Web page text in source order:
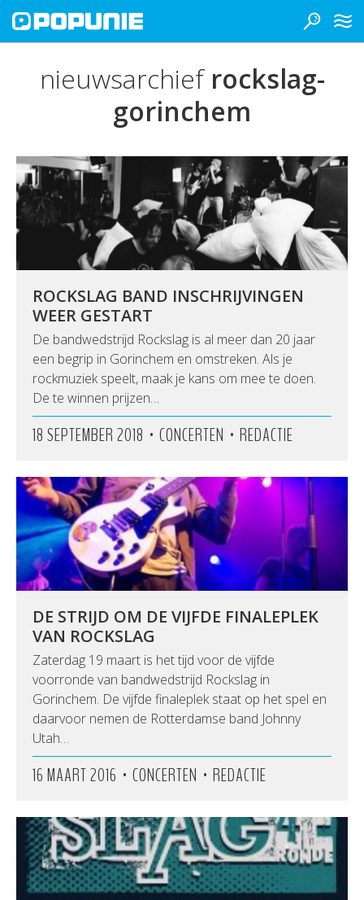
nieuwsarchief rockslag-
gorinchem
ROCKSLAG BAND INSCHRIJVINGEN
WEER GESTART
De bandwedstrijd Rockslag is al meer dan 20 jaar
een begrip in Gorinchem en omstreken. Als je
rockmuziek speelt, maak je kans om mee te doen.
De te winnen prijzen…
18 SEPTEMBER 2018 • CONCERTEN • REDACTIE
DE STRIJD OM DE VIJFDE FINALEPLEK
VAN ROCKSLAG
Zaterdag 19 maart is het tijd voor de vijfde
voorronde van bandwedstrijd Rockslag in
Gorinchem. De vijfde finaleplek staat op het spel en
daarvoor nemen de Rotterdamse band Johnny
Utah…
16 MAART 2016 • CONCERTEN • REDACTIE